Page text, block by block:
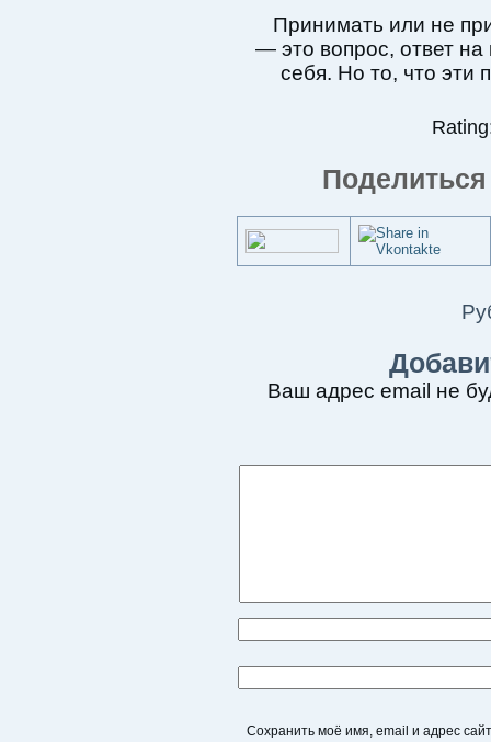
Принимать или не
— это вопрос, ответ
себя. Но то, что эти
Ваш адрес email не
Сохранить моё имя, email и адрес